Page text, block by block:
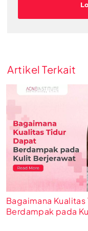
Artikel Terkait
Bagaimana
Berdampak pada